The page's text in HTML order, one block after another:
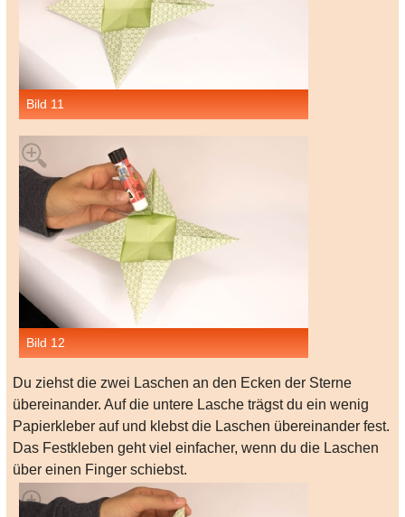
Bild 11
Bild 12
Du ziehst die zwei Laschen an den Ecken der Sterne
übereinander. Auf die untere Lasche trägst du ein wenig
Papierkleber auf und klebst die Laschen übereinander fest.
Das Festkleben geht viel einfacher, wenn du die Laschen
über einen Finger schiebst.